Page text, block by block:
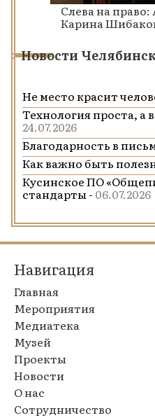
Слева на
Карина
Новости
Не место красит
Технология проста, а
24.07.2026
Благодарность в
Как важно быть
Кусинское ПО
стандарты - 06.07.2026
Навигация
Главная
Мероприятия
Медиатека
Музей
Проекты
Новости
О нас
Сотрудничество